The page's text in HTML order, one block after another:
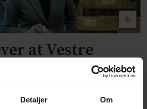
Detaljer Om
at Vestre
–